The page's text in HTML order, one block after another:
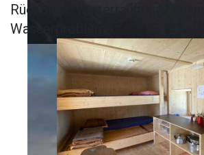
Rückblick: Winterraumausbau und
Wasserprobleme